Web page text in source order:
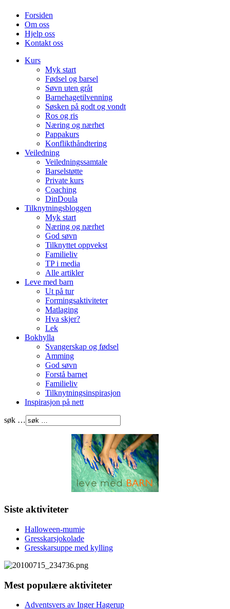
Forsiden
Om oss
Hjelp oss
Kontakt oss
Kurs
Myk start
Fødsel og barsel
Søvn uten gråt
Barnehagetilvenning
Søsken på godt og vondt
Ros og ris
Næring og nærhet
Pappakurs
Konflikthåndtering
Veiledning
Veiledningssamtale
Barselstøtte
Private kurs
Coaching
DinDoula
Tilknytningsbloggen
Myk start
Næring og nærhet
God søvn
Tilknyttet oppvekst
Familieliv
TP i media
Alle artikler
Leve med barn
Ut på tur
Formingsaktiviteter
Matlaging
Hva skjer?
Lek
Bokhylla
Svangerskap og fødsel
Amming
God søvn
Forstå barnet
Familieliv
Tilknytningsinspirasjon
Inspirasjon på nett
søk …
Siste aktiviteter
Halloween-mumie
Gresskarsjokolade
Gresskarsuppe med kylling
Mest populære aktiviteter
Adventsvers av Inger Hagerup